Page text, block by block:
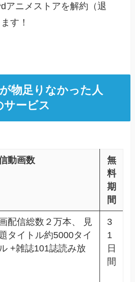
アニメストアを解約（退
す！
物足りなかった人
ービス
動画数
無
料
期
間
配信総数２万本、 見
タイトル約5000タイ
+雑誌101誌読み放
3
1
日
間